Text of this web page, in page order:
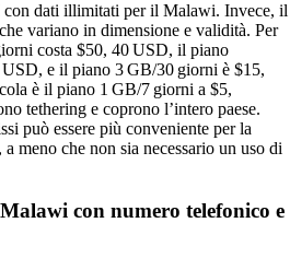
dati illimitati per il Malawi. Invece, il
variano in dimensione e validità. Per
costa $50, 40 USD, il piano
e il piano 3 GB/30 giorni è $15,
è il piano 1 GB/7 giorni a $5,
tethering e coprono l’intero paese.
può essere più conveniente per la
meno che non sia necessario un uso di
con numero telefonico e